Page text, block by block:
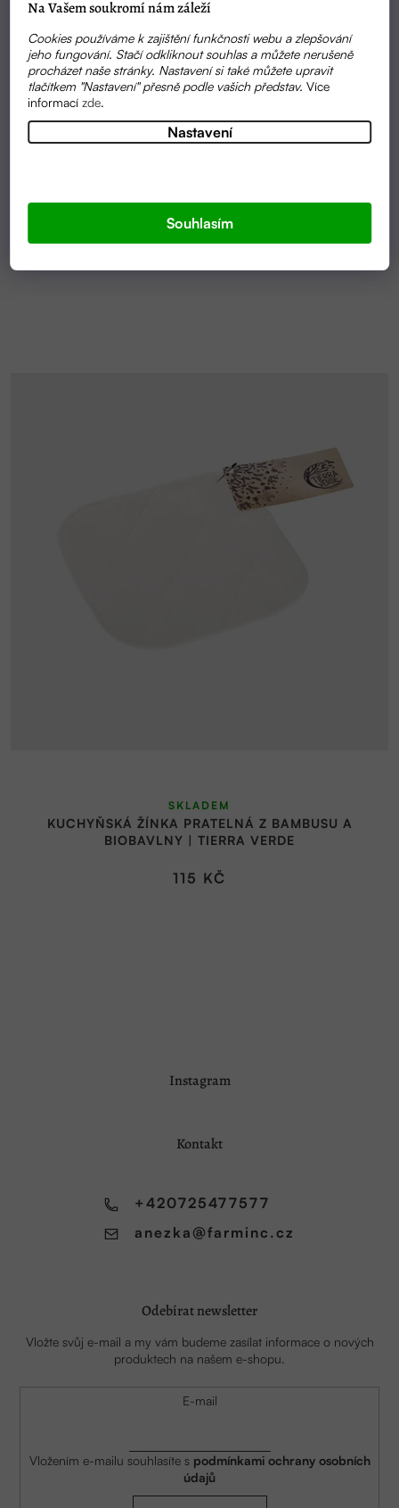
Na Vašem soukromí nám záleží
Cookies používáme k zajištění funkčnosti webu a zlepšování
jeho fungování. Stačí odkliknout souhlas a můžete nerušeně
procházet naše stránky. Nastavení si také můžete upravit
tlačítkem "Nastavení" přesně podle vašich představ.Více
informacízde.
Nastavení
Souhlasím
149 KČ
KUCHYŇSKÁ ŽÍNKA PRATELNÁ Z BAMBUSU A
BIOBAVLNY | TIERRA VERDE
SKLADEM
115 KČ
Instagram
Kontakt
anezka @farminc.cz
+420725477577
Odebírat newsletter
Vložte svůj e-mail a my vám budeme zasílat informace o nových
produktech na našem e-shopu.
E-mail
Vložením e-mailu souhlasíte s podmínkami ochrany osobních
údajů